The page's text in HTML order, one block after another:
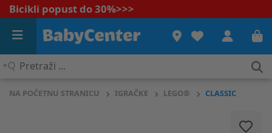
Bicikli popust do 30%>>>
Pretraži
NA POČETNU STRANICU IGRAČKE LEGO® CLASSIC